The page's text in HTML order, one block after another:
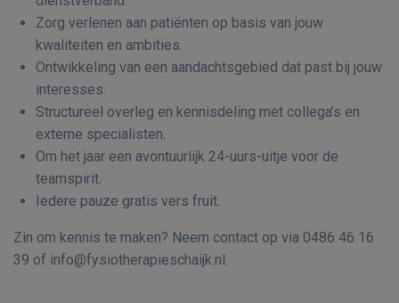
Zorg verlenen aan patiënten op basis van jouw
kwaliteiten en ambities.
Ontwikkeling van een aandachtsgebied dat past bij jouw
interesses.
Structureel overleg en kennisdeling met collega’s en
externe specialisten.
Om het jaar een avontuurlijk 24-uurs-uitje voor de
teamspirit.
Iedere pauze gratis vers fruit.
Zin om kennis te maken? Neem contact op via 0486 46 16
39 of info@fysiotherapieschaijk.nl.